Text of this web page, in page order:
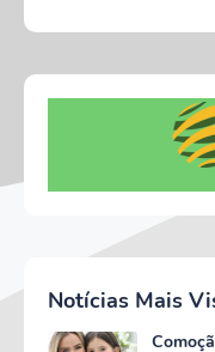
Notícias Mais